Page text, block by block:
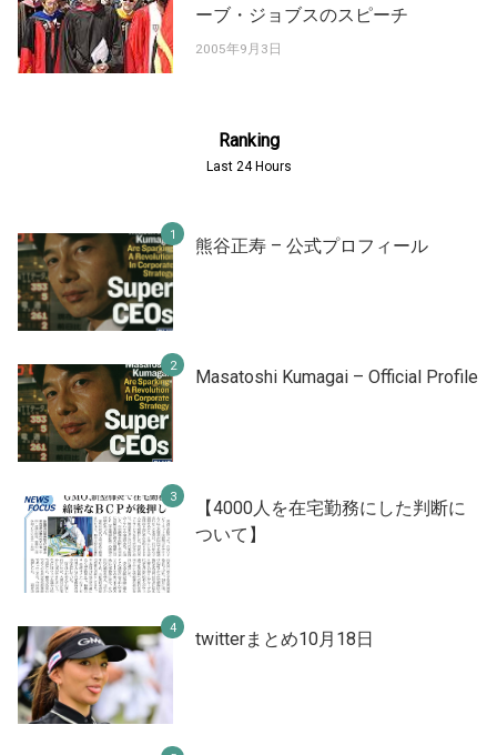
ーブ・ジョブスのスピーチ
2005年9月3日
Ranking
Last 24 Hours
熊谷正寿 – 公式プロフィール
Masatoshi Kumagai – Official Profile
【4000人を在宅勤務にした判断に
ついて】
twitterまとめ10月18日